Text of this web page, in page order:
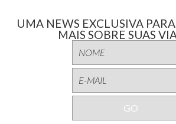
UMA NEWS EXCLUSIVA
MAIS SOBRE SUAS